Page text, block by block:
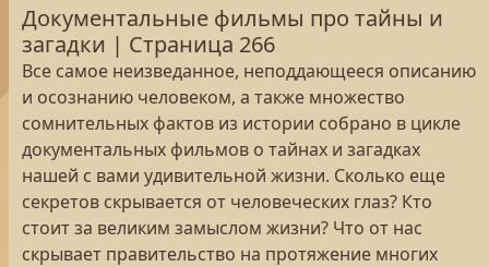
Документальные фильмы про тайны и
загадки | Страница 266
Все самое неизведанное, неподдающееся описанию
и осознанию человеком, а также множество
сомнительных фактов из истории собрано в цикле
документальных фильмов о тайнах и загадках
нашей с вами удивительной жизни. Сколько еще
секретов скрывается от человеческих глаз? Кто
стоит за великим замыслом жизни? Что от нас
скрывает правительство на протяжение многих